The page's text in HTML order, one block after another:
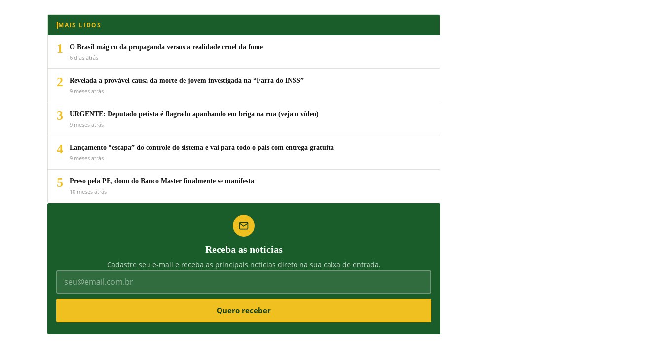
MAIS LIDOS
1
O Brasil mágico da propaganda versus a realidade cruel da fome
6 dias atrás
2
Revelada a provável causa da morte de jovem investigada na “Farra do INSS”
9 meses atrás
3
URGENTE: Deputado petista é flagrado apanhando em briga na rua (veja o vídeo)
9 meses atrás
4
Lançamento “escapa” do controle do sistema e vai para todo o país com entrega gratuita
9 meses atrás
5
Preso pela PF, dono do Banco Master finalmente se manifesta
10 meses atrás
Receba as notícias
Cadastre seu e-mail e receba as principais notícias direto na sua caixa de entrada.
Quero receber